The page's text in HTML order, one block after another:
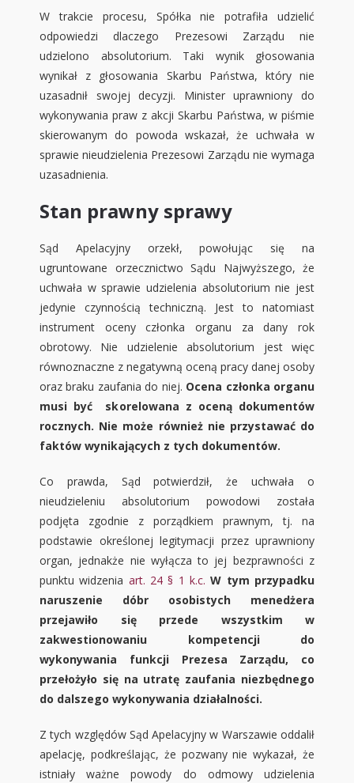
W trakcie procesu, Spółka nie potrafiła udzielić
odpowiedzi dlaczego Prezesowi Zarządu nie
udzielono absolutorium. Taki wynik głosowania
wynikał z głosowania Skarbu Państwa, który nie
uzasadnił swojej decyzji. Minister uprawniony do
wykonywania praw z akcji Skarbu Państwa, w piśmie
skierowanym do powoda wskazał, że uchwała w
sprawie nieudzielenia Prezesowi Zarządu nie wymaga
uzasadnienia.
Stan prawny sprawy
Sąd Apelacyjny orzekł, powołując się na
ugruntowane orzecznictwo Sądu Najwyższego, że
uchwała w sprawie udzielenia absolutorium nie jest
jedynie czynnością techniczną. Jest to natomiast
instrument oceny członka organu za dany rok
obrotowy. Nie udzielenie absolutorium jest więc
równoznaczne z negatywną oceną pracy danej osoby
oraz braku zaufania do niej. Ocena członka organu
musi być skorelowana z oceną dokumentów
rocznych. Nie może również nie przystawać do
faktów wynikających z tych dokumentów.
Co prawda, Sąd potwierdził, że uchwała o
nieudzieleniu absolutorium powodowi została
podjęta zgodnie z porządkiem prawnym, tj. na
podstawie określonej legitymacji przez uprawniony
organ, jednakże nie wyłącza to jej bezprawności z
punktu widzenia art. 24 § 1 k.c. W tym przypadku
naruszenie dóbr osobistych menedżera
przejawiło się przede wszystkim w
zakwestionowaniu kompetencji do
wykonywania funkcji Prezesa Zarządu, co
przełożyło się na utratę zaufania niezbędnego
do dalszego wykonywania działalności.
Z tych względów Sąd Apelacyjny w Warszawie oddalił
apelację, podkreślając, że pozwany nie wykazał, że
istniały ważne powody do odmowy udzielenia